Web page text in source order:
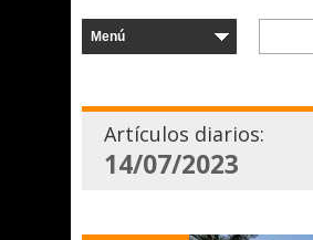
Artículos diarios:
14/07/2023